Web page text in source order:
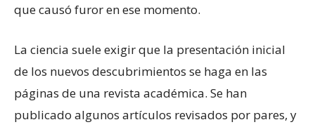
que causó furor en ese momento.
La ciencia suele exigir que la presentación inicial
de los nuevos descubrimientos se haga en las
páginas de una revista académica. Se han
publicado algunos artículos revisados ​​por pares, y